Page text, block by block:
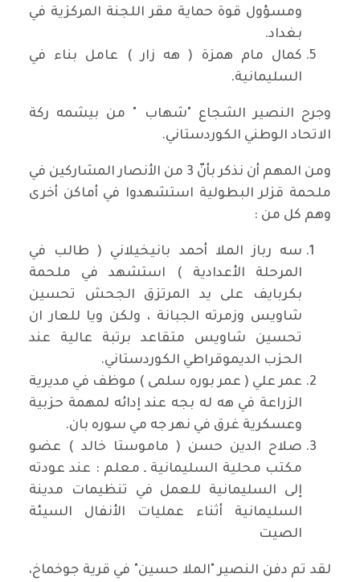
ومسؤول قوة حماية مقر اللجنة المركزية في
بغداد.
كمال مام همزة ( هه زار ) عامل بناء في
السليمانية.
وجرح النصير الشجاع "شهاب " من بيشمه ركة
الاتحاد الوطني الكوردستاني.
ومن المهم أن نذكر بأنّ 3 من الأنصار المشاركين في
ملحمة قزلر البطولية استشهدوا في أماكن أخرى
وهم كل من :
سه رباز الملا أحمد بانيخيلاني ( طالب في
المرحلة الأعدادية ) استشهد في ملحمة
بكربايف على يد المرتزق الجحش تحسين
شاويس وزمرته الجبانة ، ولكن ويا للعار ان
تحسين شاويس متقاعد برتبة عالية عند
الحزب الديموقراطي الكوردستاني.
عمر علي ( عمر بوره سلمى ) موظف في مديرية
الزراعة في هه له بجه عند إدائه لمهمة حزبية
وعسكرية غرق في نهر جه مي سوره بان.
صلاح الدين حسن ( ماموستا خالد ) عضو
مكتب محلية السليمانية ـ معلم : عند عودته
إلى السليمانية للعمل في تنظيمات مدينة
السليمانية أثناء عمليات الأنفال السيئة
الصيت
لقد تم دفن النصير "الملا حسين" في قرية جوخماخ،